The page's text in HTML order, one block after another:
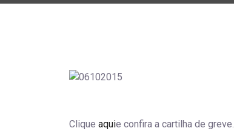
Clique aquie confira a cartilha de greve.